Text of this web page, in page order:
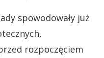
spowodowały już
rozpoczęciem